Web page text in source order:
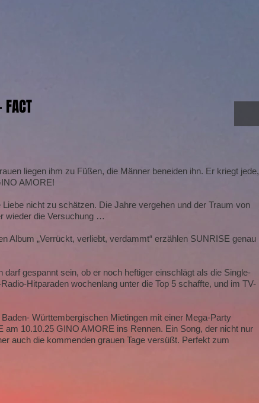
FACT
liegen ihm zu Füßen, die Männer beneiden ihn. Er kriegt jede,
AMORE!
nicht zu schätzen. Die Jahre vergehen und der Traum von
wieder die Versuchung …
Album „Verrückt, verliebt, verdammt“ erzählen SUNRISE genau
gespannt sein, ob er noch heftiger einschlägt als die Single-
Hitparaden wochenlang unter die Top 5 schaffte, und im TV-
Württembergischen Mietingen mit einer Mega-Party
10.10.25 GINO AMORE ins Rennen. Ein Song, der nicht nur
auch die kommenden grauen Tage versüßt. Perfekt zum